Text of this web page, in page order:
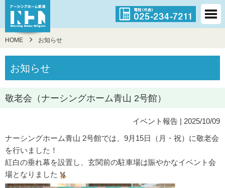
HOME お知らせ
お知らせ
敬老会（ナーシングホーム青山 2号館）
イベント報告 | 2025/10/09
ナーシングホーム青山 2号館では、9月15日（月・祝）に敬老会
を行いました！
紅白の垂れ幕を設置し、玄関前の駐車場は賑やかなイベント会
場となりました